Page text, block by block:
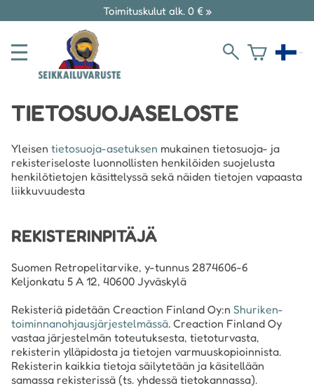
Toimituskulut alk. 0 € »
TIETOSUOJASELOSTE
Yleisen tietosuoja-asetuksen mukainen tietosuoja- ja
rekisteriseloste luonnollisten henkilöiden suojelusta
henkilötietojen käsittelyssä sekä näiden tietojen vapaasta
liikkuvuudesta
REKISTERINPITÄJÄ
Suomen Retropelitarvike, y-tunnus 2874606-6
Keljonkatu 5 A 12, 40600 Jyväskylä
Rekisteriä pidetään Creaction Finland Oy:n Shuriken-
toiminnanohjausjärjestelmässä. Creaction Finland Oy
vastaa järjestelmän toteutuksesta, tietoturvasta,
rekisterin ylläpidosta ja tietojen varmuuskopioinnista.
Rekisterin kaikkia tietoja säilytetään ja käsitellään
samassa rekisterissä (ts. yhdessä tietokannassa).